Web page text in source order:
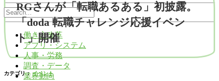
働き方改革
アプリ・システム
人事・労務
調査・データ
業界動向
RGさんが「転職あるある」初披露。
「doda 転職チャレンジ応援イベン
ト」開催
カテゴリ： イベント